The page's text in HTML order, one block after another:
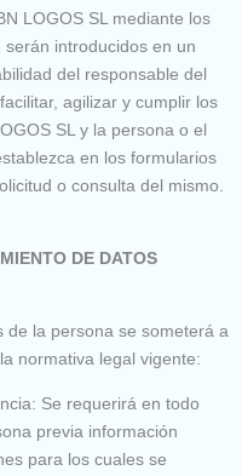
LOGOS SL mediante los
introducidos en un
del responsable del
agilizar y cumplir los
SL y la persona o el
en los formularios
o consulta del mismo.
DE DATOS
de la persona se someterá a
normativa legal vigente:
Se requerirá en todo
previa información
para los cuales se